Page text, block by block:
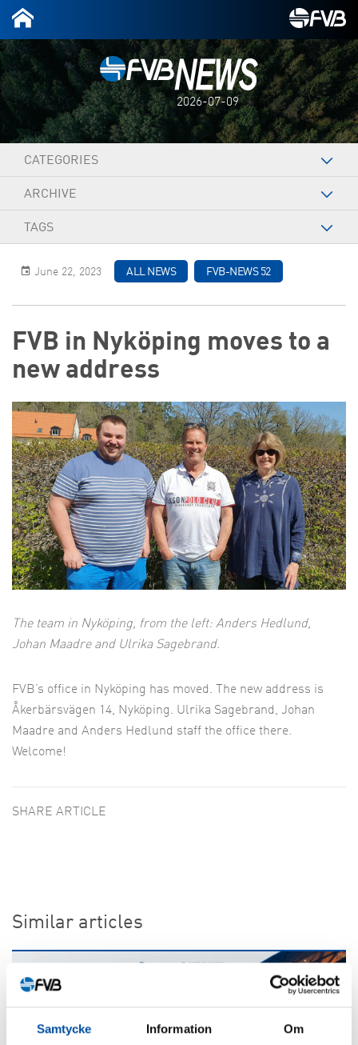
Samtycke Information Om
2026-07-09
CATEGORIES
ARCHIVE
TAGS
June 22, 2023 ALL NEWS FVB-NEWS 52
FVB in Nyköping moves to a
new address
The team in Nyköping, from the left: Anders Hedlund,
Johan Maadre and Ulrika Sagebrand.
FVB’s office in Nyköping has moved. The new address is
Åkerbärsvägen 14, Nyköping. Ulrika Sagebrand, Johan
Maadre and Anders Hedlund staff the office there.
Welcome!
SHARE ARTICLE
Similar articles